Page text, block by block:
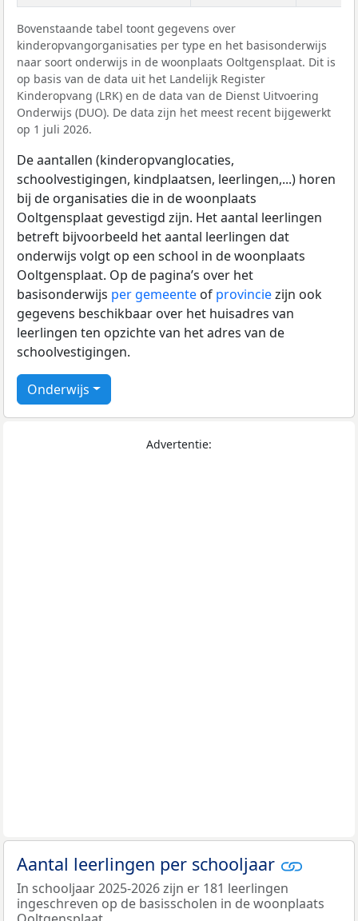
Bovenstaande tabel toont gegevens over
kinderopvangorganisaties per type en het basisonderwijs
naar soort onderwijs in de woonplaats Ooltgensplaat. Dit is
op basis van de data uit het Landelijk Register
Kinderopvang (LRK) en de data van de Dienst Uitvoering
Onderwijs (DUO). De data zijn het meest recent bijgewerkt
op 1 juli 2026.
De aantallen (kinderopvanglocaties,
schoolvestigingen, kindplaatsen, leerlingen,...) horen
bij de organisaties die in de woonplaats
Ooltgensplaat gevestigd zijn. Het aantal leerlingen
betreft bijvoorbeeld het aantal leerlingen dat
onderwijs volgt op een school in de woonplaats
Ooltgensplaat. Op de pagina’s over het
basisonderwijs per gemeente of provinciezijn ook
gegevens beschikbaar over het huisadres van
leerlingen ten opzichte van het adres van de
schoolvestigingen.
Onderwijs
Advertentie:
Aantal leerlingen per schooljaar
In schooljaar 2025-2026 zijn er 181 leerlingen
ingeschreven op de basisscholen in de woonplaats